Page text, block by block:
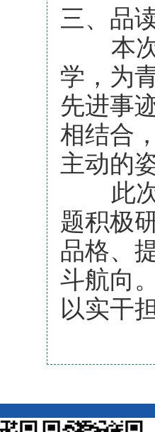
三、品
本次
学，为
先进事
相结合
主动的
此次
题积极
品格、
斗航向
以实干